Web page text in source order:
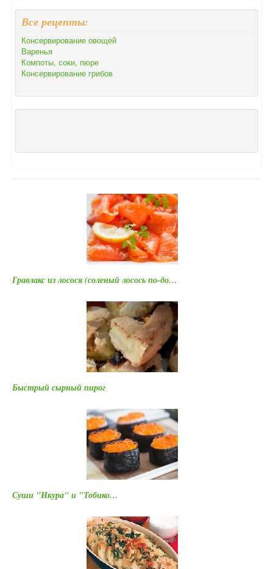
Все рецепты:
Консервирование овощей
Варенья
Компоты, соки, пюре
Консервирование грибов
Гравлакс из лосося (соленый лосось по-до…
Быстрый сырный пирог
Суши "Икура" и "Тобико…